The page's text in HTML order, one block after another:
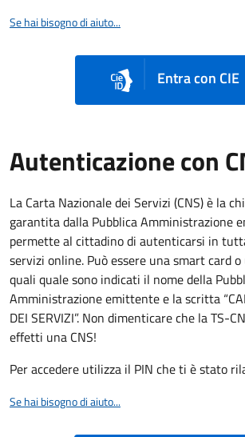
Se hai bisogno di aiuto...
Entra con CIE
Autenticazione con
La Carta Nazionale dei Servizi (CNS) è la
garantita dalla Pubblica Amministrazione
permette al cittadino di autenticarsi in
servizi online. Può essere una smart card
quali quale sono indicati il nome della
Amministrazione emittente e la scritta
DEI SERVIZI”. Non dimenticare che la TS-
effetti una CNS!
Per accedere utilizza il PIN che ti è stato
Se hai bisogno di aiuto...